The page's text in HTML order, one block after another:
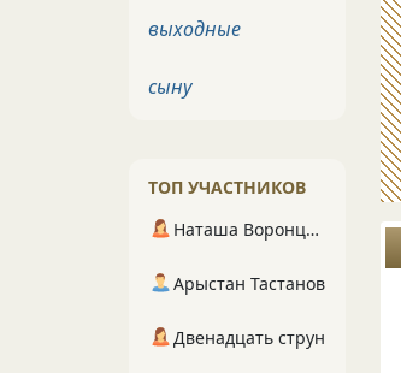
выходные
сыну
ТОП УЧАСТНИКОВ
Наташа Воронцова
Арыстан Тастанов
Двенадцать струн